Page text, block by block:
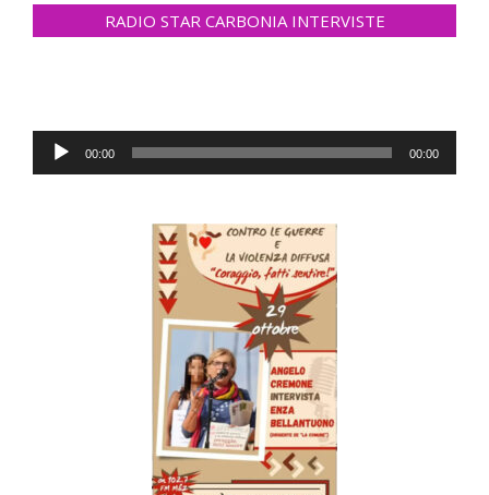
RADIO STAR CARBONIA INTERVISTE
Audio
Player
00:00 00:00